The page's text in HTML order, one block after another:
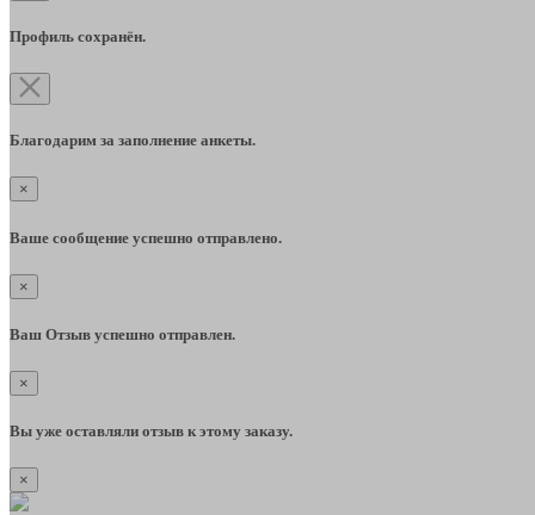
Профиль сохранён.
Благодарим за заполнение анкеты.
×
Ваше сообщение успешно отправлено.
×
Ваш Отзыв успешно отправлен.
×
Вы уже оставляли отзыв к этому заказу.
×